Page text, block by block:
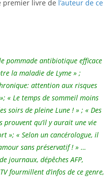
premier livre de l’auteur de ce
pommade antibiotique efficace
la maladie de Lyme » ;
attention aux risques
« Le temps de sommeil moins
soirs de pleine Lune ! » ; « Des
prouvent qu’il y aurait une vie
»; « Selon un cancérologue, il
sans préservatif ! » …
journaux, dépêches AFP,
fourmillent d’infos de ce genre,